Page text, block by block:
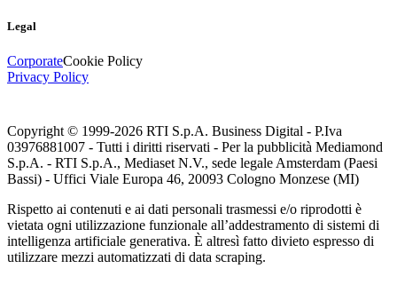
Legal
CorporateCookie Policy
Privacy Policy
Copyright © 1999-2026 RTI S.p.A. Business Digital - P.Iva
03976881007 - Tutti i diritti riservati - Per la pubblicità Mediamond
S.p.A. - RTI S.p.A., Mediaset N.V., sede legale Amsterdam (Paesi
Bassi) - Uffici Viale Europa 46, 20093 Cologno Monzese (MI)
Rispetto ai contenuti e ai dati personali trasmessi e/o riprodotti è
vietata ogni utilizzazione funzionale all’addestramento di sistemi di
intelligenza artificiale generativa. È altresì fatto divieto espresso di
utilizzare mezzi automatizzati di data scraping.